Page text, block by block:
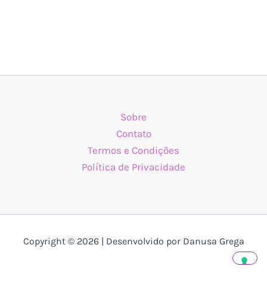
Sobre
Contato
Termos e Condições
Política de Privacidade
Copyright © 2026 | Desenvolvido por Danusa Grega